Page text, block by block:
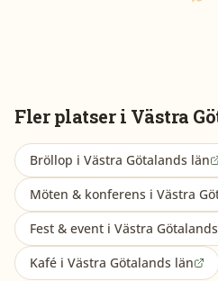
Fler platser i Västra
Bröllop i Västra Götalands län
Möten & konferens i Västra
Fest & event i Västra
Kafé i Västra Götalands län